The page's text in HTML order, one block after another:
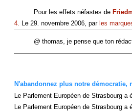
Pour les effets néfastes de
4. Le 29. novembre 2006, par les
@ thomas, je pense que ton
N'abandonnez plus notre démocratie,
Le Parlement Européen de Strasbourg a
Le Parlement Européen de Strasbourg a